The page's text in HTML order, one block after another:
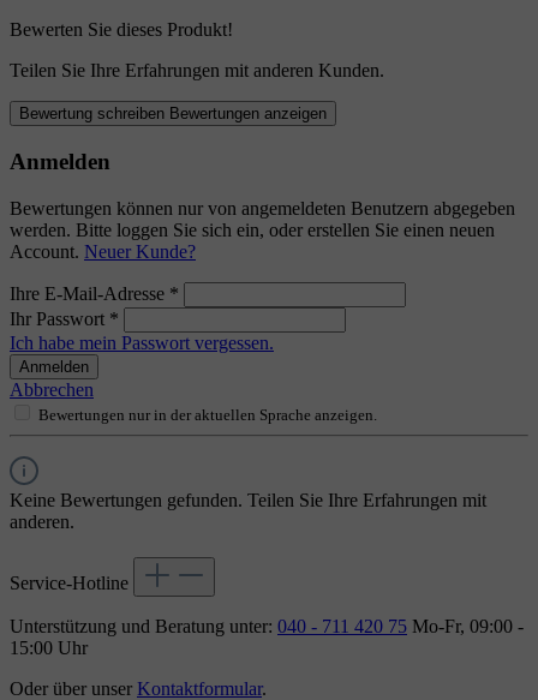
Bewerten Sie dieses Produkt!
Teilen Sie Ihre Erfahrungen mit anderen Kunden.
Bewertung schreiben Bewertungen anzeigen
Anmelden
Bewertungen können nur von angemeldeten Benutzern abgegeben
werden. Bitte loggen Sie sich ein, oder erstellen Sie einen neuen
Account. Neuer Kunde?
Ihre E-Mail-Adresse *
Ihr Passwort *
Ich habe mein Passwort vergessen.
Anmelden
Abbrechen
Bewertungen nur in der aktuellen Sprache anzeigen.
Keine Bewertungen gefunden. Teilen Sie Ihre Erfahrungen mit
anderen.
Service-Hotline
Unterstützung und Beratung unter: 040 - 711 420 75 Mo-Fr, 09:00 -
15:00 Uhr
Oder über unser Kontaktformular.